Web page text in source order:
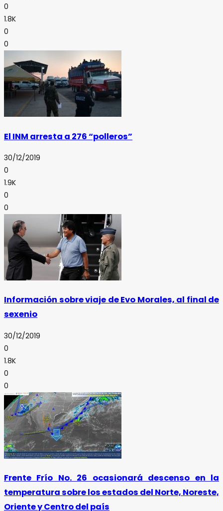
0
1.8K
0
0
El INM arresta a 276 “polleros”
30/12/2019
0
1.9K
0
0
Información sobre viaje de Evo Morales, al final de
sexenio
30/12/2019
0
1.8K
0
0
Frente Frío No. 26 ocasionará descenso en la
temperatura sobre los estados del Norte, Noreste,
Oriente y Centro del país